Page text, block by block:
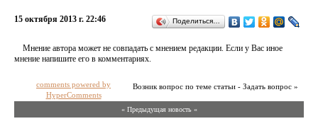
15 октября 2013 г. 22:46 Поделиться…
Мнение автора может не совпадать с мнением редакции. Если у Вас иное
мнение напишите его в комментариях.
Возник вопрос по теме статьи - Задать вопрос »
comments powered by
HyperComments
« Предыдущая новость «